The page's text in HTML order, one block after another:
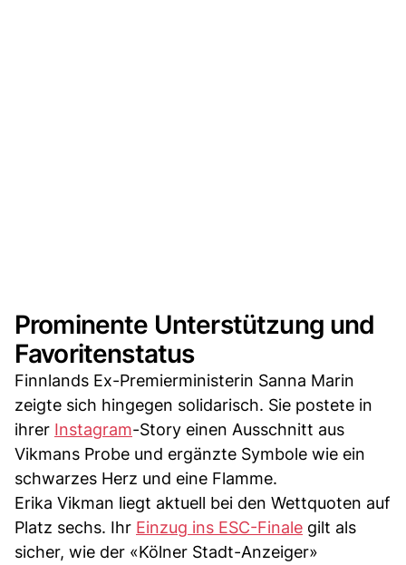
Prominente Unterstützung und
Favoritenstatus
Finnlands Ex-Premierministerin Sanna Marin
zeigte sich hingegen solidarisch. Sie postete in
ihrer Instagram-Story einen Ausschnitt aus
Vikmans Probe und ergänzte Symbole wie ein
schwarzes Herz und eine Flamme.
Erika Vikman liegt aktuell bei den Wettquoten auf
Platz sechs. Ihr Einzug ins ESC-Finale gilt als
sicher, wie der «Kölner Stadt-Anzeiger»